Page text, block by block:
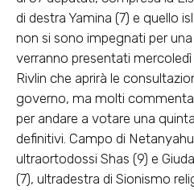
di destra Yamina (7) e quello
non si sono impegnati per una
verranno presentati
Rivlin che aprirà le
governo, ma molti
per andare a votare una
definitivi. Campo di
ultraortodossi Shas (9) e
(7), ultradestra di Sionismo